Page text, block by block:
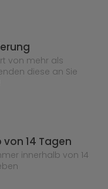
von mehr als
diese an Sie
14 Tagen
innerhalb von 14